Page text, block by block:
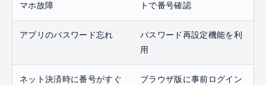
マホ故障
トで番号確認
アプリのパスワード忘れ
パスワード再設定機能を利
用
ネット決済時に番号がすぐ
ブラウザ版に事前ログイン